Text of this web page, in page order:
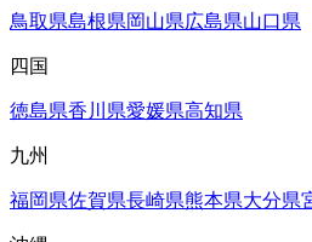
鳥取県島根県岡山県広島県山口県
四国
徳島県香川県愛媛県高知県
九州
福岡県佐賀県長崎県熊本県大分県